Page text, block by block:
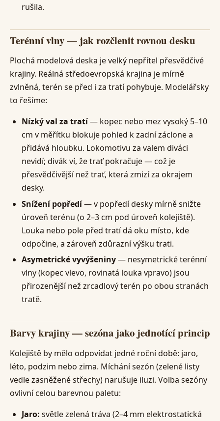
rušila.
Terénní vlny — jak rozčlenit rovnou desku
Plochá modelová deska je velký nepřítel přesvědčivé
krajiny. Reálná středoevropská krajina je mírně
zvlněná, terén se před i za tratí pohybuje. Modelářsky
to řešíme:
Nízký val za tratí— kopec nebo mez vysoký 5–10
cm v měřítku blokuje pohled k zadní záclone a
přidává hloubku. Lokomotivu za valem diváci
nevidí; divák ví, že trať pokračuje — což je
přesvědčivější než trať, která zmizí za okrajem
desky.
Snížení popředí— v popředí desky mírně snižte
úroveň terénu (o 2–3 cm pod úroveň kolejiště).
Louka nebo pole před tratí dá oku místo, kde
odpočine, a zároveň zdůrazní výšku trati.
Asymetrické vyvýšeniny— nesymetrické terénní
vlny (kopec vlevo, rovinatá louka vpravo) jsou
přirozenější než zrcadlový terén po obou stranách
tratě.
Barvy krajiny — sezóna jako jednotící princip
Kolejiště by mělo odpovídat jedné roční době: jaro,
léto, podzim nebo zima. Míchání sezón (zelené listy
vedle zasněžené střechy) narušuje iluzi. Volba sezóny
ovlivní celou barevnou paletu:
Jaro: světle zelená tráva (2–4 mm elektrostatická